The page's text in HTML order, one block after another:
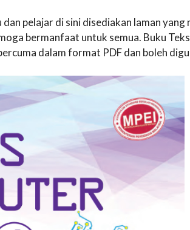
pelajar di sini disediakan laman yang
bermanfaat untuk semua. Buku
dalam format PDF dan boleh